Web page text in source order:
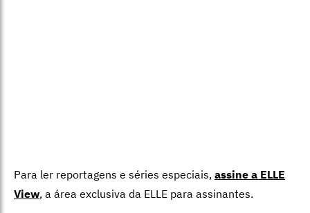
Para ler reportagens e séries especiais, assine a ELLE
View, a área exclusiva da ELLE para assinantes.